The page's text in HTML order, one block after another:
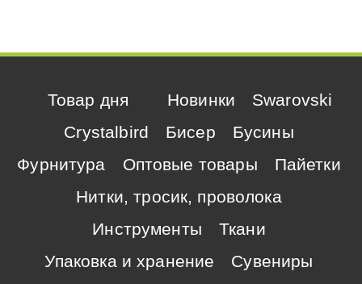
Товар дня Новинки
Swarovski
Crystalbird
Бисер
Бусины
Фурнитура
Оптовые товары
Пайетки
Нитки, тросик, проволока
Инструменты
Ткани
Упаковка и хранение
Сувениры